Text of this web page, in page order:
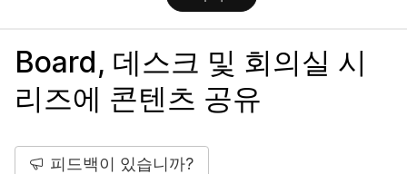
Board, 데스크 및 회의실 시
리즈에 콘텐츠 공유
피드백이 있습니까?